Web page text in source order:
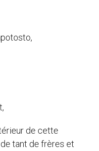
de cette
tant de frères et